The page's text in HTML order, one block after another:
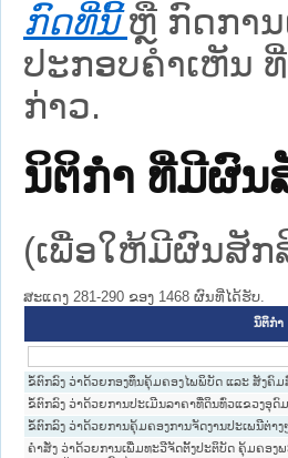
ກົດທີ່ນີ້ ຫຼື ກົດການ
ປະກອບຄຳເຫັນ
ກ່າວ.
ນິຕິກໍາ ທີ່ມີຜົນ
(ເພື່ອໃຫ້ມີຜົນສັກ
ສະແດງ 281-290 ຂອງ 1468 ຜົນທີ່ໄດ້ຮັບ.
ນິຕິກໍາ
ຂໍ້ຕົກລົງ ວ່າດ້ວຍກອງທຶນຄຸ້ມຄອງໄພພິບັດ ແລະ ສັງຄົມ
ຂໍ້ຕົກລົງ ວ່າດ້ວຍການປະເມີນລາຄາທີ່ດິນທົ່ວແຂວງອຸດົ
ຂໍ້ຕົກລົງ ວ່າດ້ວຍການຄຸ້ມຄອງການຈັດງານປະເພນີຕ່າ
ຄໍາສັ່ງ ວ່າດ້ວຍການເພີ່ມທະວີຈັດຕັ້ງປະຕິບັດ ຄຸ້ມຄອງ